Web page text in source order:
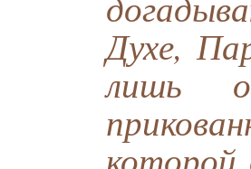
Духе,
лишь